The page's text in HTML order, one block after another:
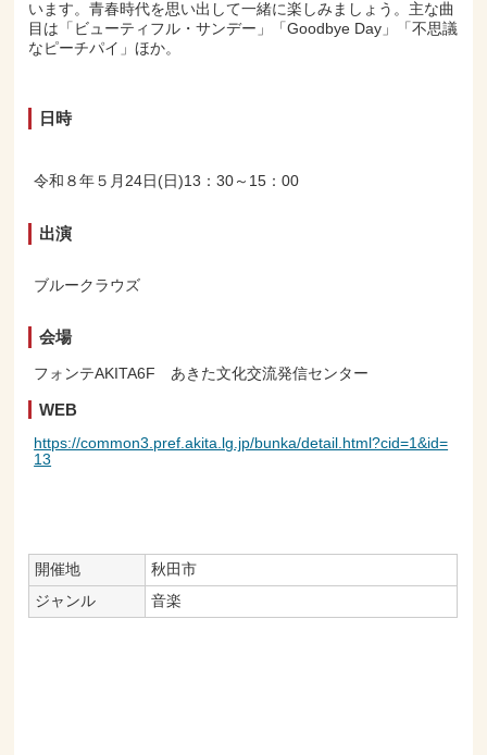
います。青春時代を思い出して一緒に楽しみましょう。主な曲
目は「ビューティフル・サンデー」「Goodbye Day」「不思議
なピーチパイ」ほか。
日時
令和８年５月24日(日)13：30～15：00
出演
ブルークラウズ
会場
フォンテAKITA6F あきた文化交流発信センター
WEB
https://common3.pref.akita.lg.jp/bunka/detail.html?cid=1&id=
13
開催地
秋田市
ジャンル
音楽